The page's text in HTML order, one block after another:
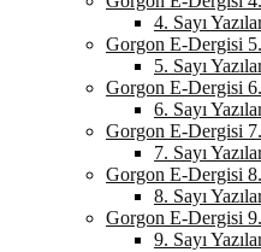
4. Sayı
Gorgon E-Dergisi 5.
5. Sayı
Gorgon E-Dergisi 6.
6. Sayı
Gorgon E-Dergisi 7.
7. Sayı
Gorgon E-Dergisi 8.
8. Sayı
Gorgon E-Dergisi 9.
9. Sayı